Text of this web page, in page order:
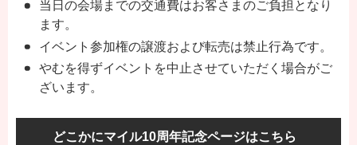
当日の会場までの交通費はお客さまのご負担となり
ます。
イベント参加権の譲渡および転売は禁止行為です。
やむを得ずイベントを中止させていただく場合がご
ざいます。
どこかにマイル10周年記念ページはこちら